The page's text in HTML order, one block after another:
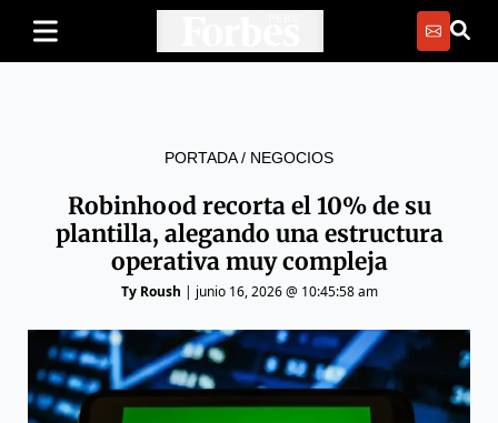
PORTADA/ NEGOCIOS
Robinhood recorta el 10% de su
plantilla, alegando una estructura
operativa muy compleja
Ty Roush | junio 16, 2026 @ 10:45:58 am